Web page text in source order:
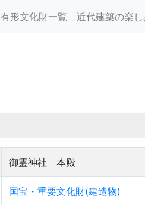
有形文化財一覧 近代建築の楽
御霊神社 本殿
国宝・重要文化財(建造物)